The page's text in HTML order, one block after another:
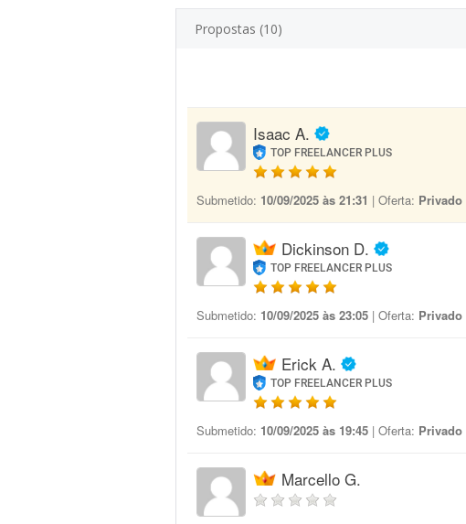
Propostas (10)
Isaac A.
TOP FREELANCER PLUS
Submetido: 10/09/2025 às 21:31 | Oferta: Privado
Dickinson D.
TOP FREELANCER PLUS
Submetido: 10/09/2025 às 23:05 | Oferta: Privado
Erick A.
TOP FREELANCER PLUS
Submetido: 10/09/2025 às 19:45 | Oferta: Privado
Marcello G.